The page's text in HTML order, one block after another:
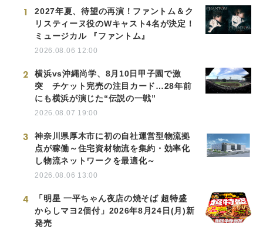
1
2027年夏、待望の再演！ファントム＆ク
リスティーヌ役のWキャスト4名が決定！
ミュージカル 『ファントム』
2026.08.06 12:00
2
横浜vs沖縄尚学、8月10日甲子園で激
突 チケット完売の注目カード…28年前
にも横浜が演じた“伝説の一戦”
2026.08.07 19:00
3
神奈川県厚木市に初の自社運営型物流拠
点が稼働～住宅資材物流を集約・効率化
し物流ネットワークを最適化～
2026.08.06 13:00
4
「明星 一平ちゃん夜店の焼そば 超特盛
からしマヨ2個付」2026年8月24日(月)新
発売